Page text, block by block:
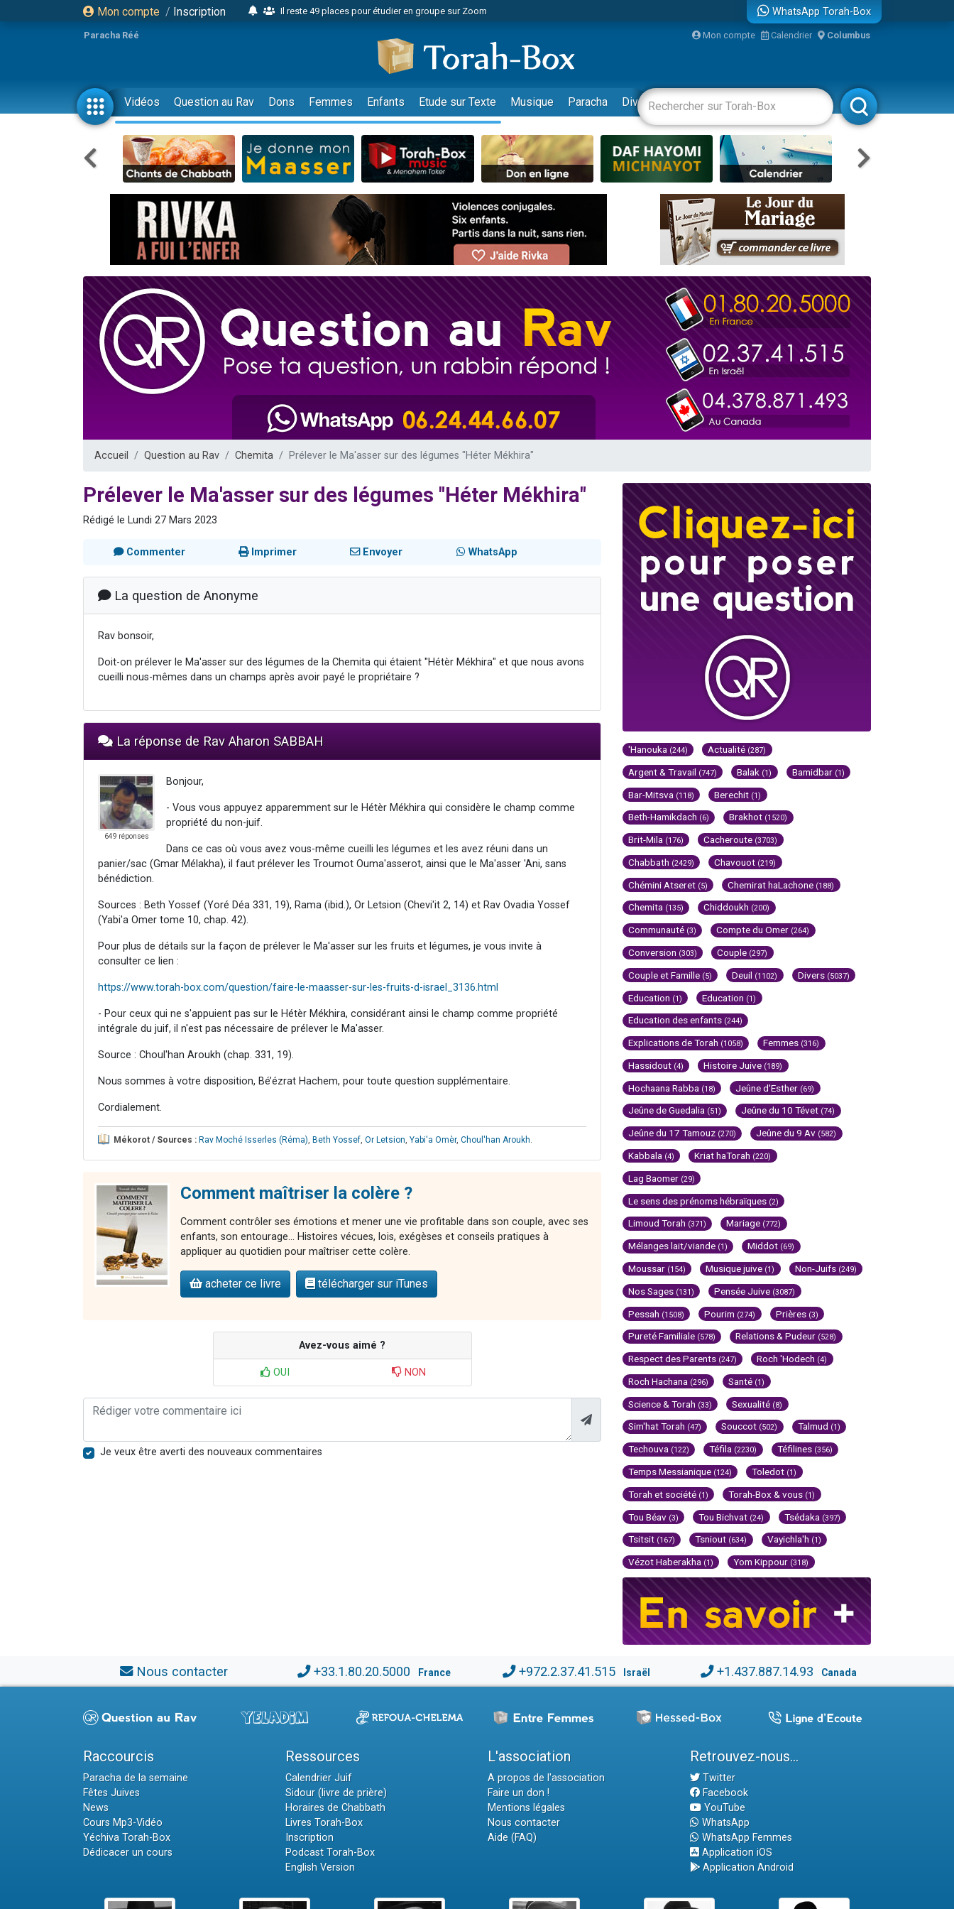
Mon compte / Inscription
Il reste 49 places pour étudier en groupe sur Zoom
2 personnes viennent de nous rejoindre sur WhatsApp
6 personnes viennent de nous rejoindre sur WhatsApp
4 personnes viennent de faire un don pour Reloger Rivka, 6 enfants, victime de violences...
2 personnes viennent de faire un don pour 1 Journée de Vacances Pour les Enfants
17 personnes viennent de demander une bénédiction
4 personnes viennent de nous rejoindre sur WhatsApp
Il reste 49 places pour étudier en groupe sur Zoom
Eva vient de donner son Maasser
4 personnes viennent de nous rejoindre sur WhatsApp
3 personnes viennent de nous rejoindre sur WhatsApp
Odaya vient de donner son Maasser
3 personnes viennent de faire un don pour 5 jours de vacances aux Orphelins
2 personnes viennent de nous rejoindre sur WhatsApp
13 personnes viennent de demander une bénédiction
Il reste 49 places pour étudier en groupe sur Zoom
12 nouvelles musiques dans Torah-Box Music
29 personnes viennent de demander une bénédiction
WhatsApp Torah-Box
Paracha Réé Mon compte Calendrier Columbus
Vidéos Question au Rav Dons Femmes Enfants Etude sur Texte Musique Paracha Divertissements Livres Rabbanim
Accueil Question au Rav Chemita Prélever le Ma'asser sur des légumes "Héter Mékhira"
Prélever le Ma'asser sur des légumes "Héter Mékhira"
Rédigé le Lundi 27 Mars 2023
Commenter Imprimer Envoyer WhatsApp
La question de Anonyme
Rav bonsoir,
Doit-on prélever le Ma'asser sur des légumes de la Chemita qui étaient "Hétèr Mékhira" et que nous avons
cueilli nous-mêmes dans un champs après avoir payé le propriétaire ?
La réponse de Rav Aharon SABBAH
649 réponses
Bonjour,
- Vous vous appuyez apparemment sur le Hétèr Mékhira qui considère le champ comme
propriété du non-juif.
Dans ce cas où vous avez vous-même cueilli les légumes et les avez réuni dans un
panier/sac (Gmar Mélakha), il faut prélever les Troumot Ouma'asserot, ainsi que le Ma'asser 'Ani, sans
bénédiction.
Sources : Beth Yossef (Yoré Déa 331, 19), Rama (ibid.), Or Letsion (Chevi'it 2, 14) et Rav Ovadia Yossef
(Yabi'a Omer tome 10, chap. 42).
Pour plus de détails sur la façon de prélever le Ma'asser sur les fruits et légumes, je vous invite à
consulter ce lien :
https://www.torah-box.com/question/faire-le-maasser-sur-les-fruits-d-israel_3136.html
- Pour ceux qui ne s'appuient pas sur le Hétèr Mékhira, considérant ainsi le champ comme propriété
intégrale du juif, il n'est pas nécessaire de prélever le Ma'asser.
Source : Choul'han Aroukh (chap. 331, 19).
Nous sommes à votre disposition, Bé’ézrat Hachem, pour toute question supplémentaire.
Cordialement.
Mékorot / Sources : Rav Moché Isserles (Réma) Beth Yossef Or Letsion Yabi'a Omèr, Choul'han Aroukh
Comment maîtriser la colère ?
Comment contrôler ses émotions et mener une vie profitable dans son couple, avec ses
enfants, son entourage... Histoires vécues, lois, exégèses et conseils pratiques à
appliquer au quotidien pour maîtriser cette colère.
acheter ce livre télécharger sur iTunes
Avez-vous aimé ?
OUI NON
Je veux être averti des nouveaux commentaires
'Hanouka (244) Actualité (287)
Argent & Travail (747) Balak (1) Bamidbar (1)
Bar-Mitsva (118) Berechit (1)
Beth-Hamikdach (6) Brakhot (1520)
Brit-Mila (176) Cacheroute (3703)
Chabbath (2429) Chavouot (219)
Chémini Atseret (5) Chemirat haLachone (188)
Chemita (135) Chiddoukh (200)
Communauté (3) Compte du Omer (264)
Conversion (303) Couple (297)
Couple et Famille (5) Deuil (1102) Divers (5037)
Education (1) Education (1)
Education des enfants (244)
Explications de Torah (1058) Femmes (316)
Hassidout (4) Histoire Juive (189)
Hochaana Rabba (18) Jeûne d'Esther (69)
Jeûne de Guedalia (51) Jeûne du 10 Tévet (74)
Jeûne du 17 Tamouz (270) Jeûne du 9 Av (582)
Kabbala (4) Kriat haTorah (220)
Lag Baomer (29)
Le sens des prénoms hébraïques (2)
Limoud Torah (371) Mariage (772)
Mélanges lait/viande (1) Middot (69)
Moussar (154) Musique juive (1) Non-Juifs (249)
Nos Sages (131) Pensée Juive (3087)
Pessah (1508) Pourim (274) Prières (3)
Pureté Familiale (578) Relations & Pudeur (528)
Respect des Parents (247) Roch 'Hodech (4)
Roch Hachana (296) Santé (1)
Science & Torah (33) Sexualité (8)
Sim'hat Torah (47) Souccot (502) Talmud (1)
Techouva (122) Téfila (2230) Téfilines (356)
Temps Messianique (124) Toledot (1)
Torah et société (1) Torah-Box & vous (1)
Tou Béav (3) Tou Bichvat (24) Tsédaka (397)
Tsitsit (167) Tsniout (634) Vayichla'h (1)
Vézot Haberakha (1) Yom Kippour (318)
Nous contacter +33.1.80.20.5000 France +972.2.37.41.515 Israël +1.437.887.14.93 Canada
Raccourcis
Paracha de la semaine
Fêtes Juives
News
Cours Mp3-Vidéo
Yéchiva Torah-Box
Dédicacer un cours
Ressources
Calendrier Juif
Sidour (livre de prière)
Horaires de Chabbath
Livres Torah-Box
Inscription
Podcast Torah-Box
English Version
L'association
A propos de l'association
Faire un don !
Mentions légales
Nous contacter
Aide (FAQ)
Retrouvez-nous...
Twitter
Facebook
YouTube
WhatsApp
WhatsApp Femmes
Application iOS
Application Android